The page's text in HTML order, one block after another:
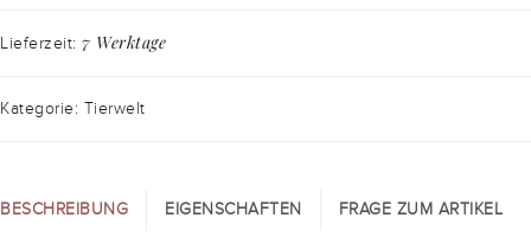
Lieferzeit: 7 Werktage
Kategorie: Tierwelt
BESCHREIBUNG EIGENSCHAFTEN FRAGE ZUM ARTIKEL